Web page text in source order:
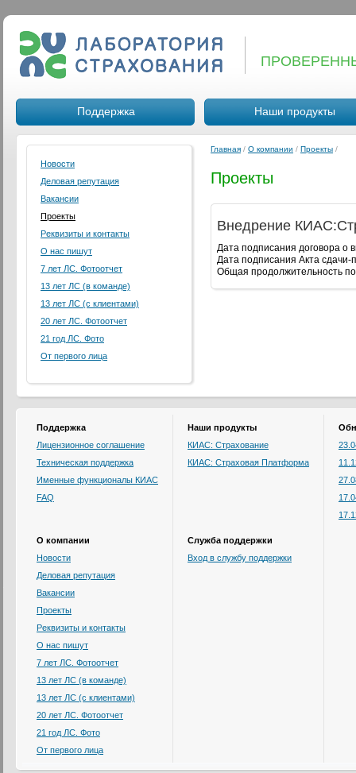
Поддержка Наши продукты
Новости
Деловая репутация
Вакансии
Проекты
Реквизиты и контакты
О нас пишут
7 лет ЛС. Фотоотчет
13 лет ЛС (в команде)
13 лет ЛС (с клиентами)
20 лет ЛС. Фотоотчет
21 год ЛС. Фото
От первого лица
Главная / О компании / Проекты /
Проекты
Внедрение
Дата подписания договора о
Дата подписания Акта сдачи-
Общая продолжительность
Поддержка
Лицензионное соглашение
Техническая поддержка
Именные функционалы КИАС
FAQ
Наши продукты
КИАС: Страхование
КИАС: Страховая Платформа
О компании
Новости
Деловая репутация
Вакансии
Проекты
Реквизиты и контакты
О нас пишут
7 лет ЛС. Фотоотчет
13 лет ЛС (в команде)
13 лет ЛС (с клиентами)
20 лет ЛС. Фотоотчет
21 год ЛС. Фото
От первого лица
Служба поддержки
Вход в службу поддержки